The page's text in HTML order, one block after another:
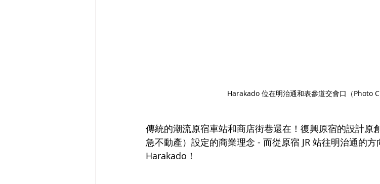
Harakado 位在明治通和表參道交會口（Photo
傳統的潮流原宿車站和商店街巷還在！復興原宿的設計原
急不動產）設定的商業理念 - 而從原宿 JR 站往明治通的
Harakado！